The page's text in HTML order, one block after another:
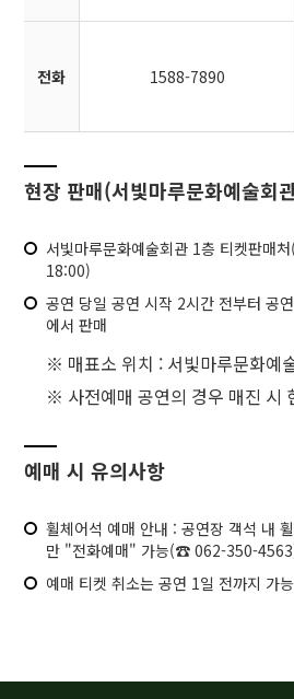
전화 1588-7890
현장 판매(서빛마루문화예술회
서빛마루문화예술회관 1층 티켓판매
18:00)
공연 당일 공연 시작 2시간 전부터 공
에서 판매
※ 매표소 위치 : 서빛마루문화예
※ 사전예매 공연의 경우 매진 시
예매 시 유의사항
휠체어석 예매 안내 : 공연장 객석 내
만 "전화예매" 가능(☎ 062-350-
예매 티켓 취소는 공연 1일 전까지 가능